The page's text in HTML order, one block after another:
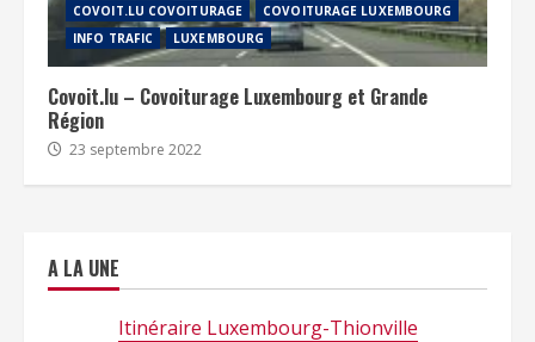
COVOIT.LU COVOITURAGE
COVOITURAGE LUXEMBOURG
INFO TRAFIC
LUXEMBOURG
Covoit.lu – Covoiturage Luxembourg et Grande
Région
23 septembre 2022
A LA UNE
Itinéraire Luxembourg-Thionville